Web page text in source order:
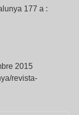
177 a :
2015
revista-